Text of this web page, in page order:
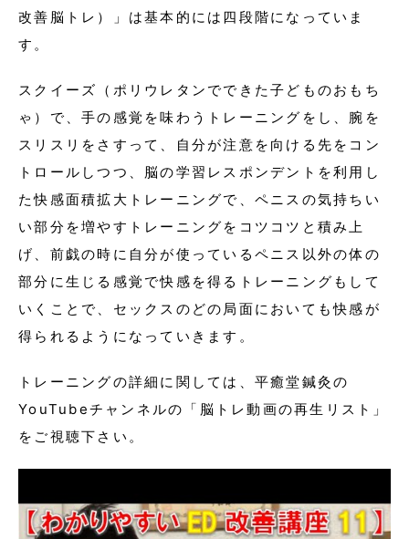
改善脳トレ）」は基本的には四段階になっていま
す。
スクイーズ（ポリウレタンでできた子どものおもち
ゃ）で、手の感覚を味わうトレーニングをし、腕を
スリスリをさすって、自分が注意を向ける先をコン
トロールしつつ、脳の学習レスポンデントを利用し
た快感面積拡大トレーニングで、ペニスの気持ちい
い部分を増やすトレーニングをコツコツと積み上
げ、前戯の時に自分が使っているペニス以外の体の
部分に生じる感覚で快感を得るトレーニングもして
いくことで、セックスのどの局面においても快感が
得られるようになっていきます。
トレーニングの詳細に関しては、平癒堂鍼灸の
YouTubeチャンネルの「脳トレ動画の再生リスト」
をご視聴下さい。